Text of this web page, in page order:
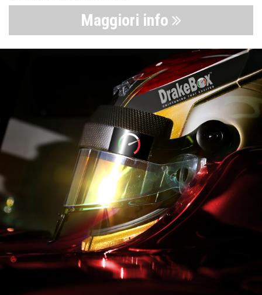
Maggiori info